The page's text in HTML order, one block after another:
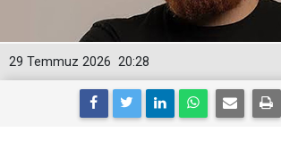
20:28
29 Temmuz 2026